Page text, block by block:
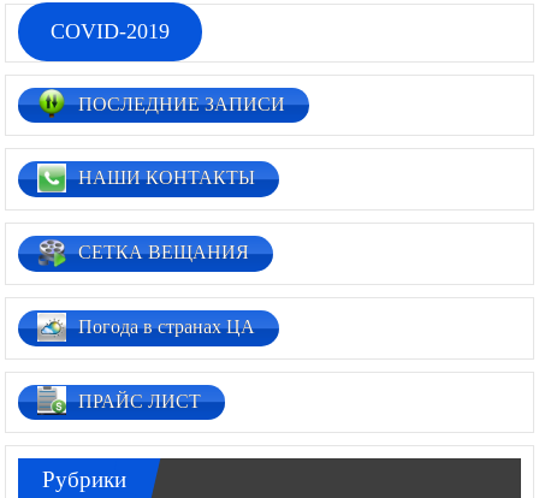
COVID-2019
ПОСЛЕДНИЕ ЗАПИСИ
НАШИ КОНТАКТЫ
СЕТКА ВЕЩАНИЯ
Погода в странах ЦА
ПРАЙС ЛИСТ
Рубрики